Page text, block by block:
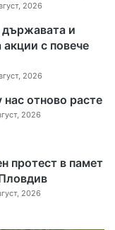
2026
държавата и
с повече
2026
отново расте
2026
протест в памет
2026